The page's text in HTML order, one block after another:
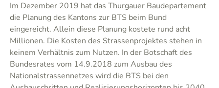
Im Dezember 2019 hat das Thurgauer Baudepartement
die Planung des Kantons zur BTS beim Bund
eingereicht. Allein diese Planung kostete rund acht
Millionen. Die Kosten des Strassenprojektes stehen in
keinem Verhältnis zum Nutzen. In der Botschaft des
Bundesrates vom 14.9.2018 zum Ausbau des
Nationalstrassennetzes wird die BTS bei den